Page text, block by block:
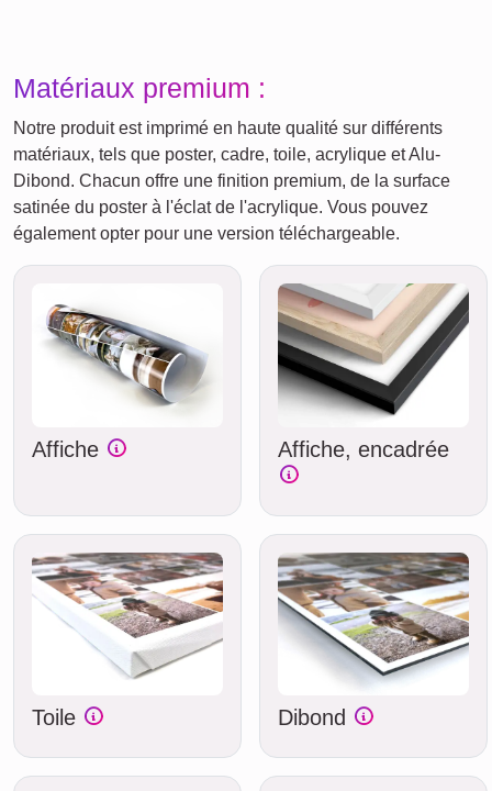
Matériaux premium :
Notre produit est imprimé en haute qualité sur différents
matériaux, tels que poster, cadre, toile, acrylique et Alu-
Dibond. Chacun offre une finition premium, de la surface
satinée du poster à l'éclat de l'acrylique. Vous pouvez
également opter pour une version téléchargeable.
Affiche Affiche, encadrée
Toile Dibond